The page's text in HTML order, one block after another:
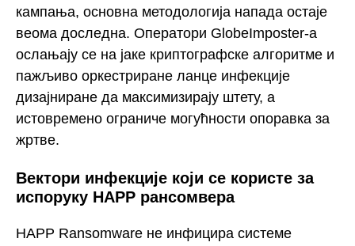
кампања, основна методологија напада остаје
веома доследна. Оператори GlobeImposter-а
ослањају се на јаке криптографске алгоритме и
пажљиво оркестриране ланце инфекције
дизајниране да максимизирају штету, а
истовремено ограниче могућности опоравка за
жртве.
Вектори инфекције који се користе за
испоруку HAPP рансомвера
HAPP Ransomware не инфицира системе